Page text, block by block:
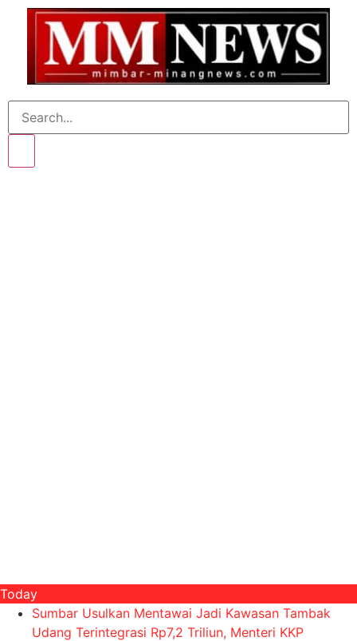
Today
Sumbar Usulkan Mentawai Jadi Kawasan Tambak
Udang Terintegrasi Rp7,2 Triliun, Menteri KKP